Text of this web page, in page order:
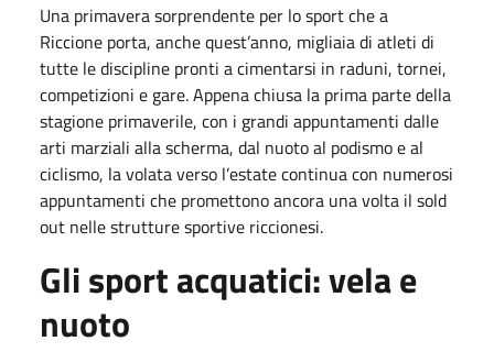
Una primavera sorprendente per lo sport che a
Riccione porta, anche quest’anno, migliaia di atleti di
tutte le discipline pronti a cimentarsi in raduni, tornei,
competizioni e gare. Appena chiusa la prima parte della
stagione primaverile, con i grandi appuntamenti dalle
arti marziali alla scherma, dal nuoto al podismo e al
ciclismo, la volata verso l’estate continua con numerosi
appuntamenti che promettono ancora una volta il sold
out nelle strutture sportive riccionesi.
Gli sport acquatici: vela e
nuoto